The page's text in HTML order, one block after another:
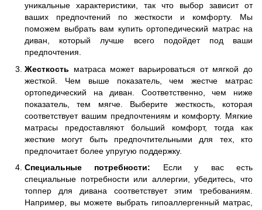
уникальные характеристики, так что выбор зависит от
ваших предпочтений по жесткости и комфорту. Мы
поможем выбрать вам купить ортопедический матрас на
диван, который лучше всего подойдет под ваши
предпочтения.
Жесткость матраса может варьироваться от мягкой до
жесткой. Чем выше показатель, чем жестче матрас
ортопедический на диван. Соответственно, чем ниже
показатель, тем мягче. Выберите жесткость, которая
соответствует вашим предпочтениям и комфорту. Мягкие
матрасы предоставляют больший комфорт, тогда как
жесткие могут быть предпочтительными для тех, кто
предпочитает более упругую поддержку.
Специальные потребности: Если у вас есть
специальные потребности или аллергии, убедитесь, что
топпер для дивана соответствует этим требованиям.
Например, вы можете выбрать гипоаллергенный матрас,